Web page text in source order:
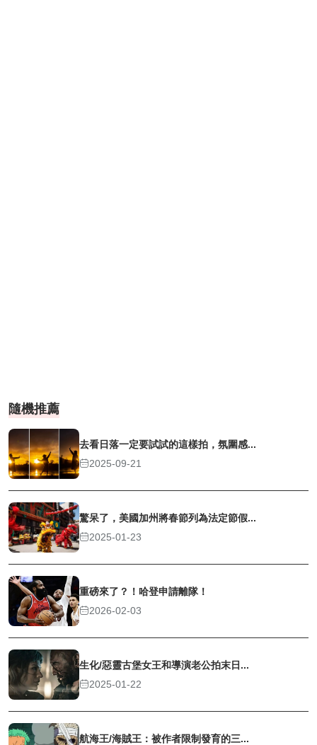
隨機推薦
去看日落一定要試試的這樣拍，氛圍感...
2025-09-21
驚呆了，美國加州將春節列為法定節假...
2025-01-23
重磅來了？！哈登申請離隊！
2026-02-03
生化/惡靈古堡女王和導演老公拍末日...
2025-01-22
航海王/海賊王：被作者限制發育的三...